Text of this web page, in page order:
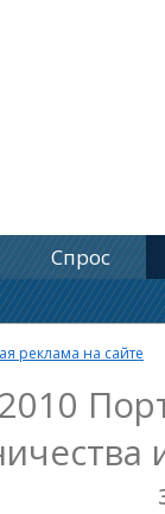
Спрос
реклама на сайте